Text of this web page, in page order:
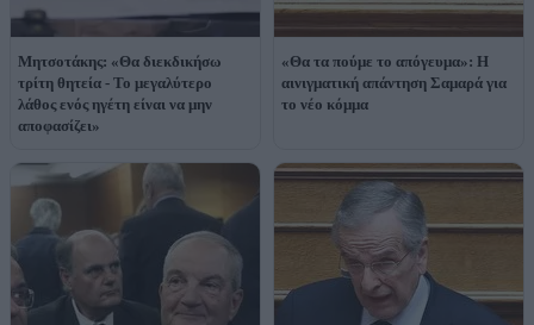
Μητσοτάκης: «Θα διεκδικήσω
τρίτη θητεία - Το μεγαλύτερο
λάθος ενός ηγέτη είναι να μην
αποφασίζει»
«Θα τα πούμε το απόγευμα»: Η
αινιγματική απάντηση Σαμαρά για
το νέο κόμμα